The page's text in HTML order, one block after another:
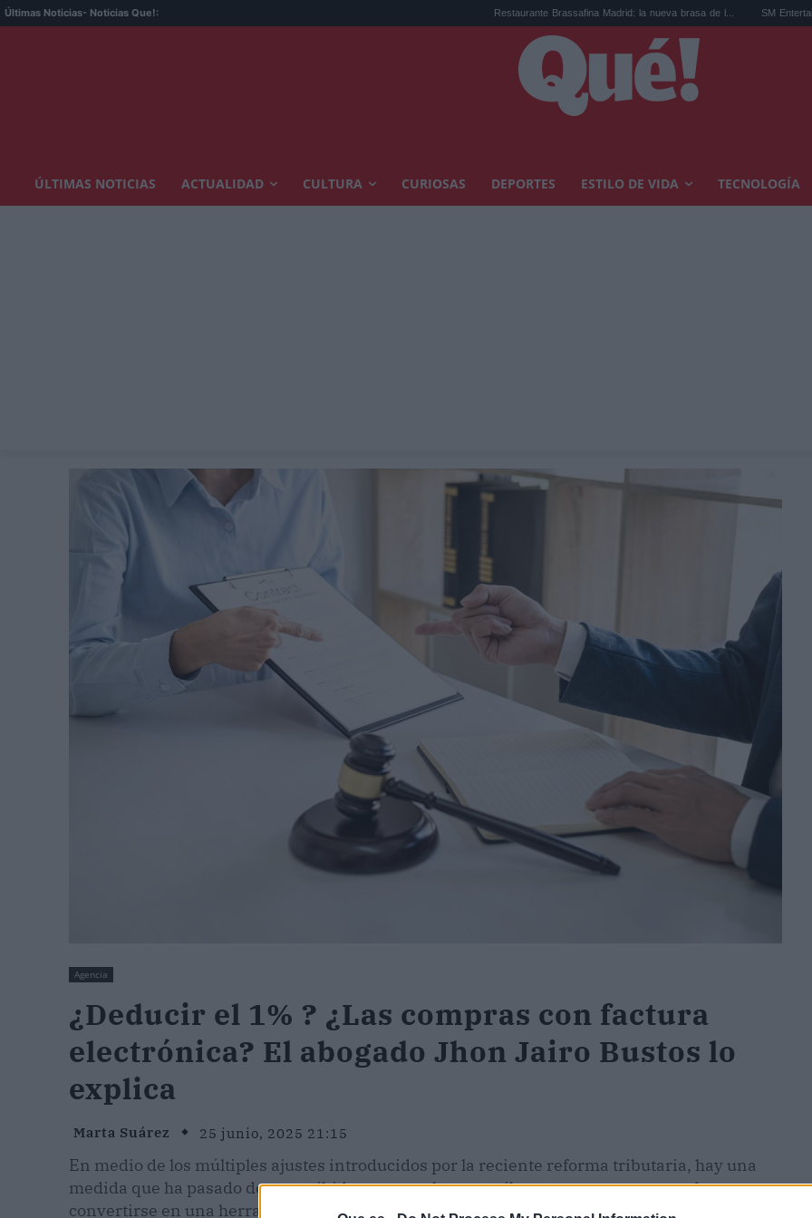
Últimas Noticias- Noticias Que!: Restaurante Brassafina Madrid: la nueva brasa de l... SM Entertainment
ÚLTIMAS NOTICIAS ACTUALIDAD CULTURA CURIOSAS DEPORTES ESTILO DE VIDA TECNOLOGÍA
Agencia
¿Deducir el 1% ? ¿Las compras con factura
electrónica? El abogado Jhon Jairo Bustos lo
explica
Marta Suárez 25 junio, 2025 21:15
En medio de los múltiples ajustes introducidos por la reciente reforma tributaria, hay una
medida que ha pasado desapercibida para muchos contribuyentes, pero que puede
convertirse en una herramienta clave para optimizar la declaración de renta de manera